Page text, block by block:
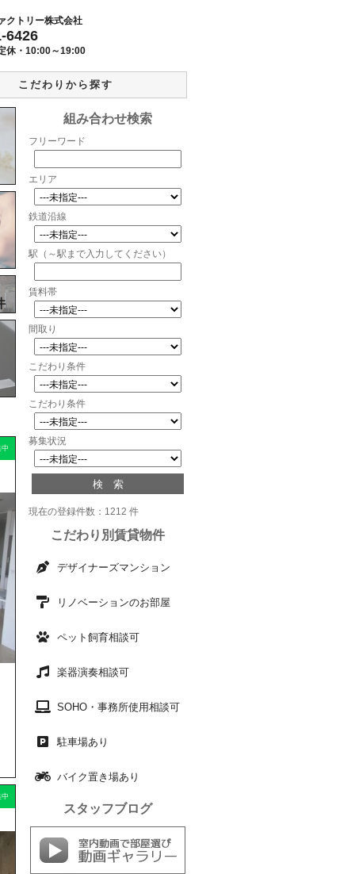
クトリー株式会社
6426
休・ 10:00～19:00
こだわりから探す
中
中
組み合わせ検索
フリーワード
エリア
鉄道沿線
駅（～駅まで入力してください）
賃料帯
間取り
こだわり条件
こだわり条件
募集状況
現在の登録件数：1212 件
こだわり別賃貸物件
デザイナーズマンション
リノベーションのお部屋
ペット飼育相談可
楽器演奏相談可
SOHO・事務所使用相談可
駐車場あり
バイク置き場あり
スタッフブログ